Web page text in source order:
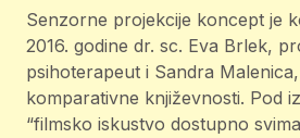
Senzorne projekcije koncept je
2016. godine dr. sc. Eva Brlek,
psihoterapeut i Sandra
komparativne književnosti. Pod
“filmsko iskustvo dostupno